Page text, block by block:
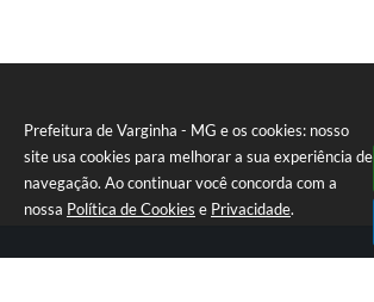
Prefeitura de Varginha - MG e os cookies: nosso
site usa cookies para melhorar a sua experiência de
navegação. Ao continuar você concorda com a
nossa Política de Cookies e Privacidade.